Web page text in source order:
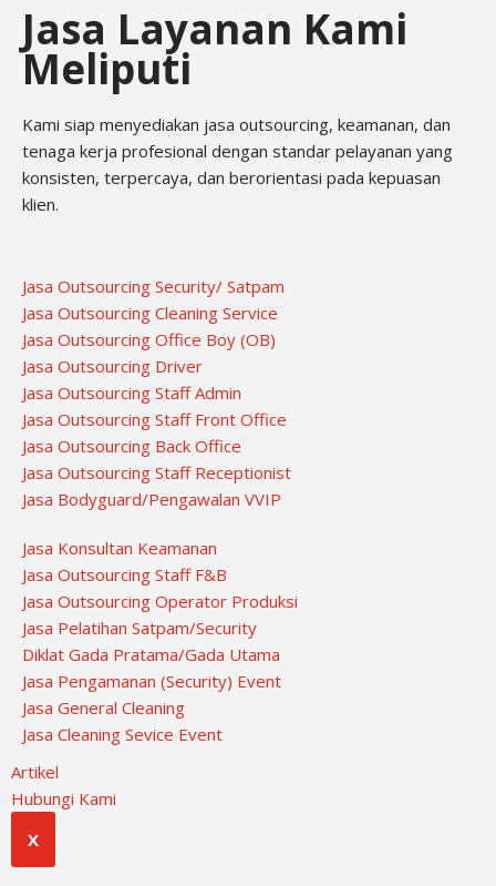
Jasa Layanan Kami
Meliputi
Kami siap menyediakan jasa outsourcing, keamanan, dan
tenaga kerja profesional dengan standar pelayanan yang
konsisten, terpercaya, dan berorientasi pada kepuasan
klien.
Jasa Outsourcing Security/ Satpam
Jasa Outsourcing Cleaning Service
Jasa Outsourcing Office Boy (OB)
Jasa Outsourcing Driver
Jasa Outsourcing Staff Admin
Jasa Outsourcing Staff Front Office
Jasa Outsourcing Back Office
Jasa Outsourcing Staff Receptionist
Jasa Bodyguard/Pengawalan VVIP
Jasa Konsultan Keamanan
Jasa Outsourcing Staff F&B
Jasa Outsourcing Operator Produksi
Jasa Pelatihan Satpam/Security
Diklat Gada Pratama/Gada Utama
Jasa Pengamanan (Security) Event
Jasa General Cleaning
Jasa Cleaning Sevice Event
Artikel
Hubungi Kami
X